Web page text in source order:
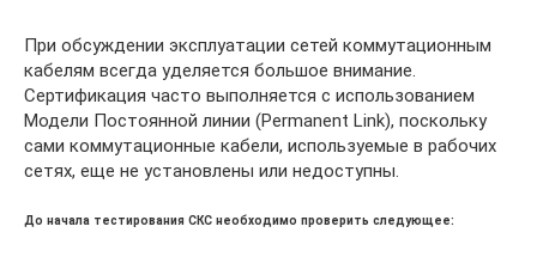
При обсуждении эксплуатации сетей коммутационным
кабелям всегда уделяется большое внимание.
Сертификация часто выполняется с использованием
Модели Постоянной линии (Permanent Link), поскольку
сами коммутационные кабели, используемые в рабочих
сетях, еще не установлены или недоступны.
До начала тестирования СКС необходимо проверить следующее: